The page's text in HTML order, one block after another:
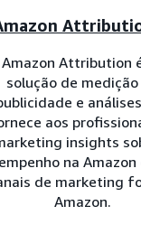
Amazon Attribution
solução de medição
e
aos
insights
na Amazon
de marketing
Amazon.